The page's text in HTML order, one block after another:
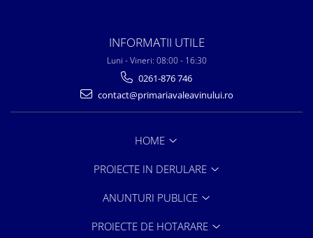
INFORMATII UTILE
Luni - Vineri: 08:00 - 16:30
0261-876 746
contact@primariavaleavinului.ro
HOME
PROIECTE IN DERULARE
ANUNTURI PUBLICE
PROIECTE DE HOTARARE